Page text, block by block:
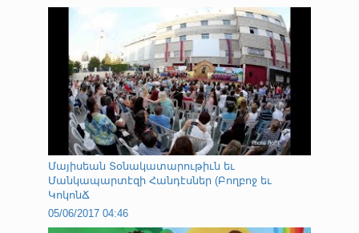
Մայիսեան Տօնակատարութիւն եւ
Մանկապարտէզի Հանդէսներ (Բողբոջ եւ
ԿոկոնՃ
05/06/2017 04:46